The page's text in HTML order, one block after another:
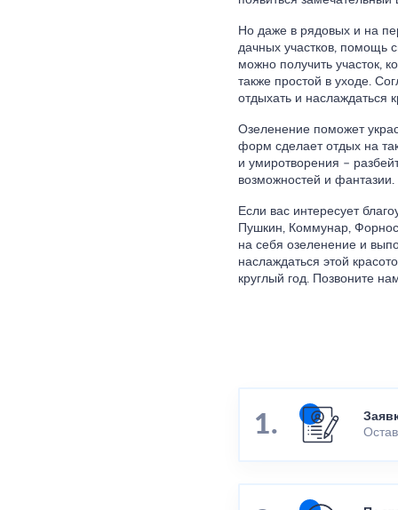
Но даже в рядовых и на
дачных участков, помощь
можно получить участок,
также простой в уходе.
отдыхать и наслаждаться
Озеленение поможет
форм сделает отдых на
и умиротворения –
возможностей и
Если вас интересует
Пушкин, Коммунар,
на себя озеленение и
наслаждаться этой
круглый год. Позвоните